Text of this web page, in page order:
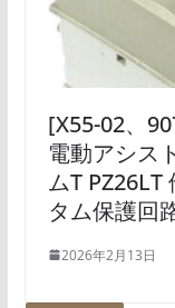
[X55-02、
電動アシス
ムT PZ26LT
タム保護回
2026年2月13日